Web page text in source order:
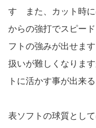
す また、カット時に
からの強打でスピー
フトの強みが出せま
扱いが難しくなりま
トに活かす事が出来
表ソフトの球質とし